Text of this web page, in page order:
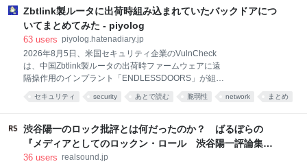
が、幸福な毎日を過ごしている」姿をフ
ロディを許可していただきたいとのご連絡がありまし
た！ 私はもう、光栄で光栄で、もしも本になったら 棺
桶に入れてもらうアイテムにしたいと考えてました。
け ですが、そしたら後日ですね… とんでもないものが
届いたわけですよ！！！ ご覧くださいよ、３枚
目！！！！ こんな画太郎先生の絵を見たことあります
か？ 「綺麗な顔してるだろ。嘘みたいだろ。画太郎先
Zbtlink製ルータに出荷時組み込まれていたバックドアにつ
いてまとめてみた - piyolog
63 users piyolog.hatenadiary.jp
2026年8月5日、米国セキュリティ企業のVulnCheck
は、中国Zbtlink製ルータの出荷時ファームウェアに遠
隔操作用のインプラント「ENDLESSDOORS」が組み
込まれていたとする調査結果を公開しました。対象の
実装は外部から侵害を受けて仕込まれたものではな
れていたとされています。Zbtlinkはこの指摘に対し独
自の説明を示しており、VulnCheckの観測と正面から
対立しています。ここでは関連する情報をまとめま
セキュリティ security あとで読む 脆弱性 network まとめ
渋谷陽一のロック批評とは何だったのか？ ばるぼらの
『メディアとしてのロックン・ロール 渋谷陽一評論集』
評
36 users realsound.jp